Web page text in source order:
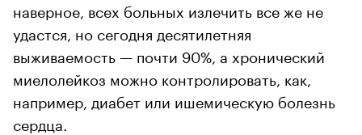
наверное, всех больных излечить все же не
удастся, но сегодня десятилетняя
выживаемость — почти 90%, а хронический
миелолейкоз можно контролировать, как,
например, диабет или ишемическую болезнь
сердца.